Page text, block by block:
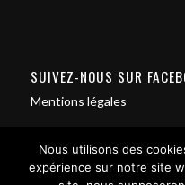
SUIVEZ-NOUS SUR
Mentions légales
Nous utilisons des
expérience sur notre site